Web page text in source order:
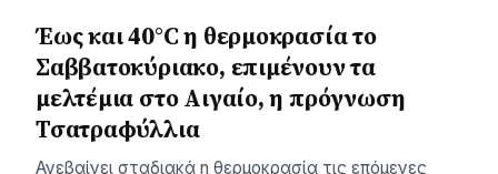
Έως και 40°C η θερμοκρασία το
Σαββατοκύριακο, επιμένουν τα
μελτέμια στο Αιγαίο, η πρόγνωση
Τσατραφύλλια
Ανεβαίνει σταδιακά η θερμοκρασία τις επόμενες